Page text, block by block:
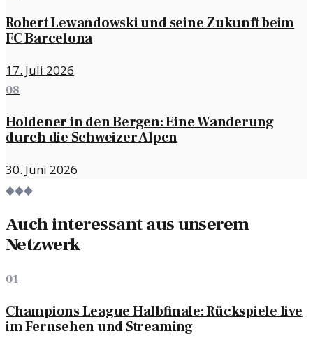
Robert Lewandowski und seine Zukunft beim
FC Barcelona
17. Juli 2026
08
Holdener in den Bergen: Eine Wanderung
durch die Schweizer Alpen
30. Juni 2026
◆◆◆
Auch interessant aus unserem
Netzwerk
01
Champions League Halbfinale: Rückspiele live
im Fernsehen und Streaming